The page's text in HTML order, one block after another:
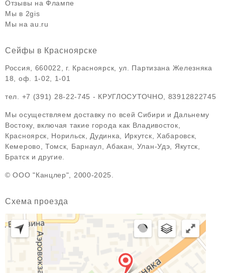
Отзывы на Флампе
Мы в 2gis
Мы на au.ru
Сейфы в Красноярске
Россия, 660022, г. Красноярск, ул. Партизана Железняка
18, оф. 1-02, 1-01
тел. +7 (391) 28-22-745 - КРУГЛОСУТОЧНО, 83912822745
Мы осуществляем доставку по всей Сибири и Дальнему
Востоку, включая такие города как Владивосток,
Красноярск, Норильск, Дудинка, Иркутск, Хабаровск,
Кемерово, Томск, Барнаул, Абакан, Улан-Удэ, Якутск,
Братск и другие.
© ООО "Канцлер", 2000-2025.
Схема проезда